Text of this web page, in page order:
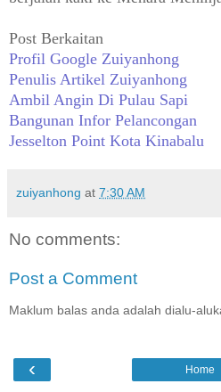
Post Berkaitan
Profil Google Zuiyanhong
Penulis Artikel Zuiyanhong
Ambil Angin Di Pulau Sapi
Bangunan Infor Pelancongan
Jesselton Point Kota Kinabalu
zuiyanhong at 7:30 AM
No comments:
Post a Comment
Maklum balas anda adalah dialu-
‹ Home